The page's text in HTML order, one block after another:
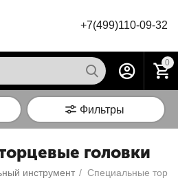
+7(499)110-09-32
0
Фильтры
головки
инструмент / Специальные